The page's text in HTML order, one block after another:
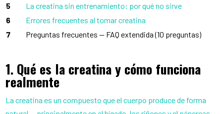
5
La creatina sin entrenamiento: por qué no sirve
6
Errores frecuentes al tomar creatina
7
Preguntas frecuentes — FAQ extendida (10 preguntas)
1. Qué es la creatina y cómo funciona
realmente
La creatina es un compuesto que el cuerpo produce de forma